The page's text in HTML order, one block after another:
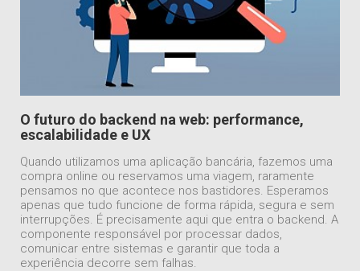
O futuro do backend na web: performance,
escalabilidade e UX
Quando utilizamos uma aplicação bancária, fazemos uma
compra online ou reservamos uma viagem, raramente
pensamos no que acontece nos bastidores. Esperamos
apenas que tudo funcione de forma rápida, segura e sem
interrupções. É precisamente aqui que entra o backend. A
componente responsável por processar dados,
comunicar entre sistemas e garantir que toda a
experiência decorre sem falhas.